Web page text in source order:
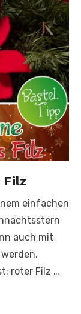
Filz
einfachen
auch mit
roter Filz …